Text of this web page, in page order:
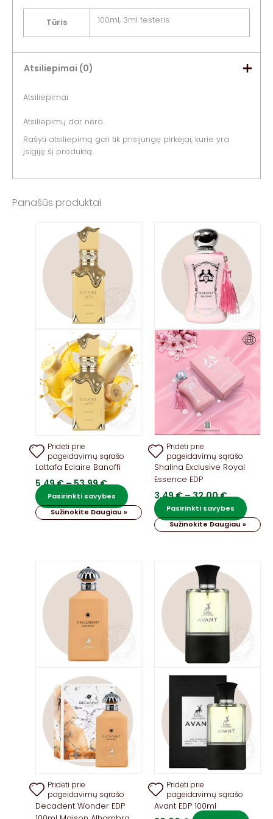
Tūris 100ml, 3ml testeris
Atsiliepimai (0)
Atsiliepimai
Atsiliepimų dar nėra.
Rašyti atsiliepimą gali tik prisijungę pirkėjai, kurie yra
įsigiję šį produktą.
Panašūs produktai
Pridėti prie
pageidavimų sąrašo
Lattafa Eclaire Banoffi
5,49€–53,99€Price
range:
5,49 €
through
Pasirinkti savybes
This
product
has
multiple
be
chosen
the
Sužinokite Daugiau »
Pridėti prie
pageidavimų sąrašo
Shalina Exclusive Royal
Essence EDP
3,49€–32,00€Price
range:
3,49 €
through
Pasirinkti savybes
This
has
may
be
on
Sužinokite Daugiau »
Pridėti prie
pageidavimų sąrašo
Decadent Wonder EDP
Pridėti prie
pageidavimų sąrašo
Avant EDP 100ml